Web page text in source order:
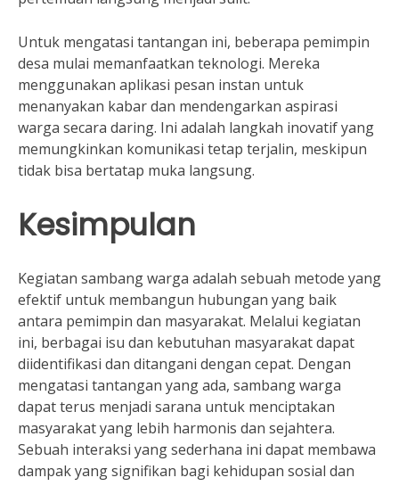
Untuk mengatasi tantangan ini, beberapa pemimpin
desa mulai memanfaatkan teknologi. Mereka
menggunakan aplikasi pesan instan untuk
menanyakan kabar dan mendengarkan aspirasi
warga secara daring. Ini adalah langkah inovatif yang
memungkinkan komunikasi tetap terjalin, meskipun
tidak bisa bertatap muka langsung.
Kesimpulan
Kegiatan sambang warga adalah sebuah metode yang
efektif untuk membangun hubungan yang baik
antara pemimpin dan masyarakat. Melalui kegiatan
ini, berbagai isu dan kebutuhan masyarakat dapat
diidentifikasi dan ditangani dengan cepat. Dengan
mengatasi tantangan yang ada, sambang warga
dapat terus menjadi sarana untuk menciptakan
masyarakat yang lebih harmonis dan sejahtera.
Sebuah interaksi yang sederhana ini dapat membawa
dampak yang signifikan bagi kehidupan sosial dan